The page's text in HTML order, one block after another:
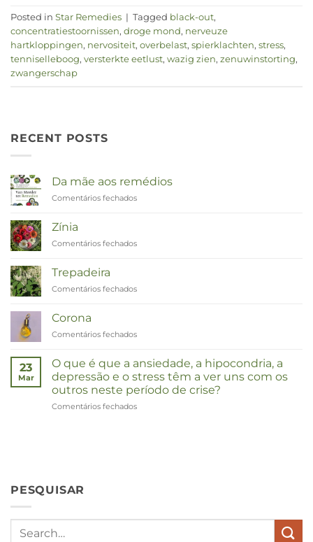
Posted in Star Remedies | Tagged black-out,
concentratiestoornissen, droge mond, nerveuze
hartkloppingen, nervositeit, overbelast, spierklachten, stress,
tenniselleboog, versterkte eetlust, wazig zien, zenuwinstorting,
zwangerschap
RECENT POSTS
Da mãe aos remédios
Comentários fechados
Zínia
Comentários fechados
Trepadeira
Comentários fechados
Corona
Comentários fechados
23
Mar
O que é que a ansiedade, a hipocondria, a
depressão e o stress têm a ver uns com os
outros neste período de crise?
Comentários fechados
PESQUISAR